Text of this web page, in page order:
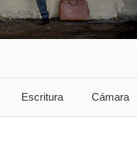
Escritura Cámara